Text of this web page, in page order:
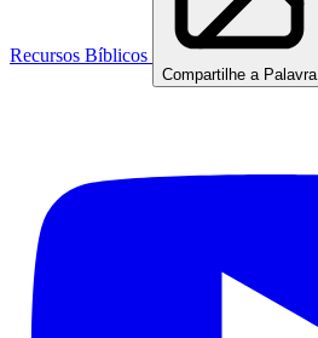
Recursos Bíblicos
Compartilhe a Palavra